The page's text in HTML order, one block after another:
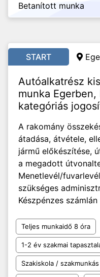
Betanított munka
START
Autóalkatrész
munka Egerben,
kategóriás
A rakomány
átadása, átvétele,
jármű előkészítése,
a megadott
Menetlevél/
szükséges
Készpénzes
Teljes munkaidő 8 óra
1-2 év szakmai
Szakiskola /